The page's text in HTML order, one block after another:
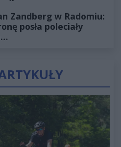
Zandberg w Radomiu:
posła poleciały